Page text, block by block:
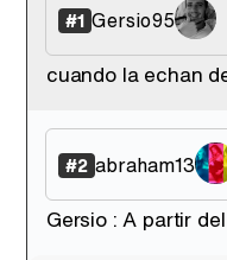
#1 Gersio95
cuando la echan
#2 abraham13
Gersio : A partir